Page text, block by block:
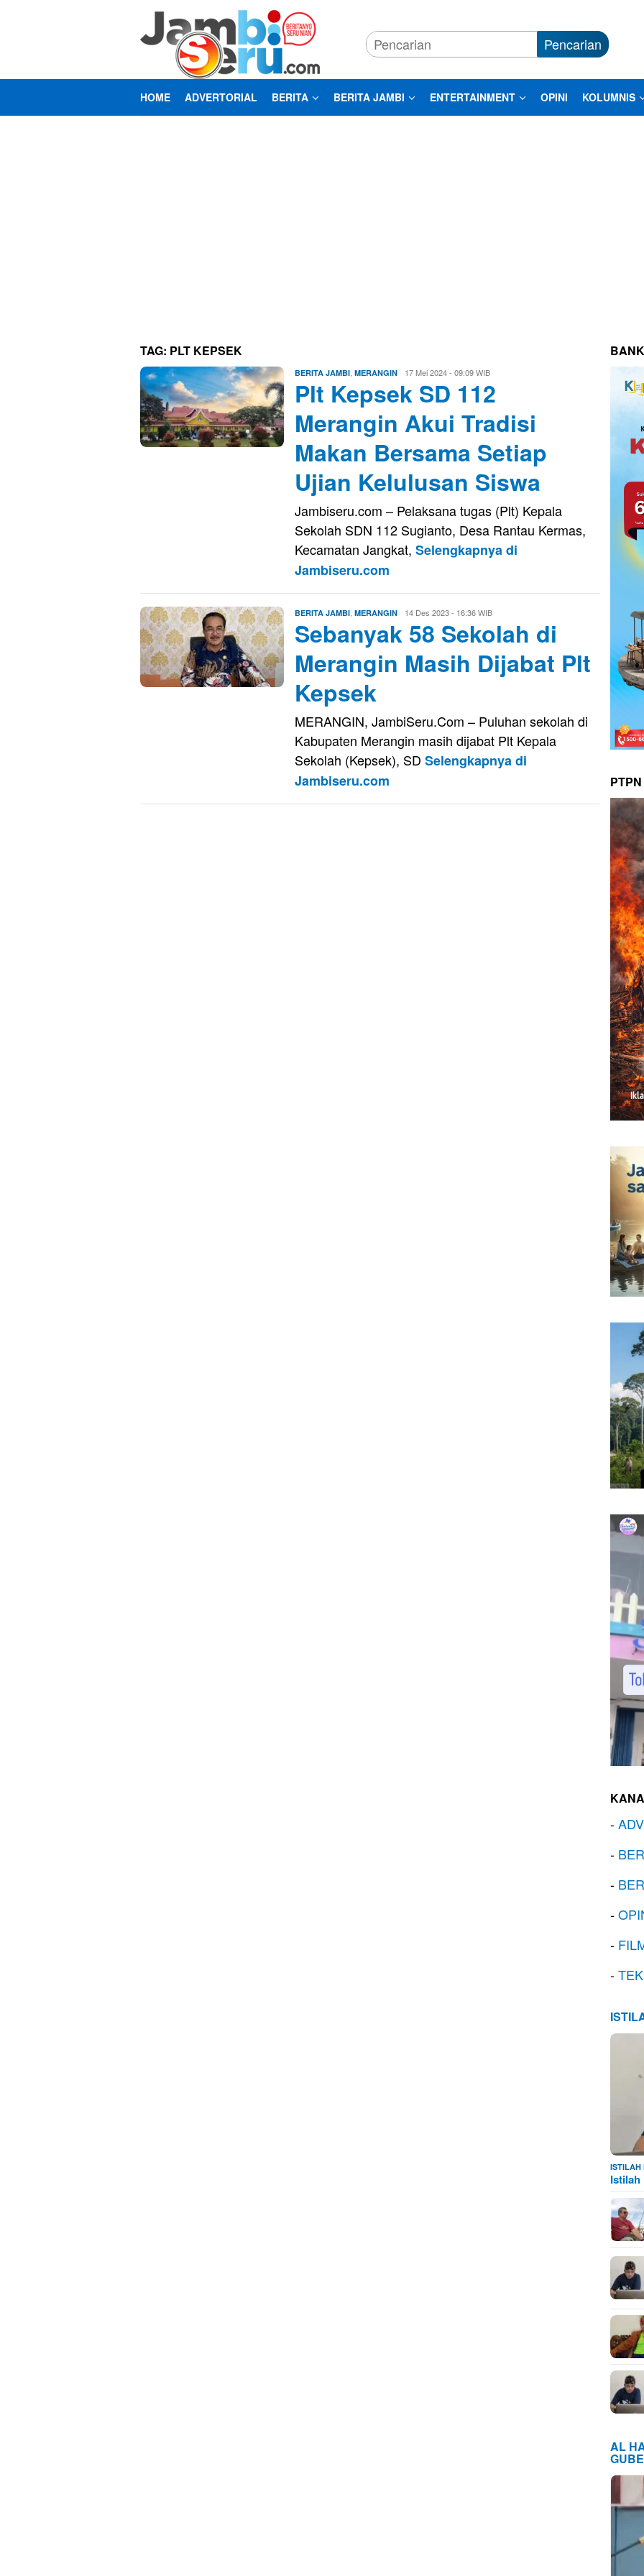
Pencarian
HOME ADVERTORIAL BERITA BERITA JAMBI ENTERTAINMENT OPINI KOLUMNIS
TAG: PLT KEPSEK
BERITA JAMBI MERANGIN Edo
Guntara
17 Mei 2024 - 09:09 WIB
Plt Kepsek SD 112
Merangin Akui Tradisi
Makan Bersama Setiap
Ujian Kelulusan Siswa
Jambiseru.com – Pelaksana tugas (Plt) Kepala
Sekolah SDN 112 Sugianto, Desa Rantau Kermas,
Kecamatan Jangkat, Selengkapnya di
Jambiseru.com
BERITA JAMBI MERANGIN Edo
Guntara
14 Des 2023 - 16:36 WIB
Sebanyak 58 Sekolah di
Merangin Masih Dijabat Plt
Kepsek
MERANGIN, JambiSeru.Com – Puluhan sekolah di
Kabupaten Merangin masih dijabat Plt Kepala
Sekolah (Kepsek), SD Selengkapnya di
Jambiseru.com
-
-
-
-
-
-
ISTILAH
Istilah
AL